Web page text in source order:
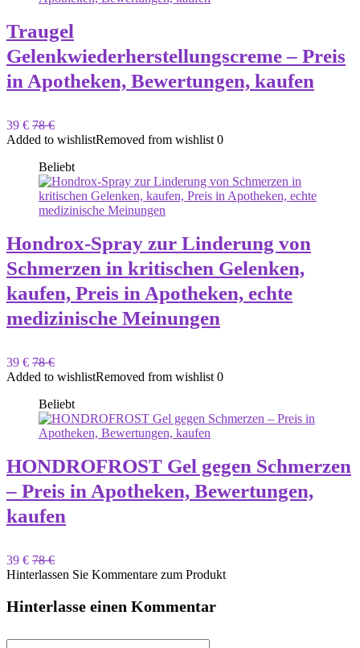
Traugel
Gelenkwiederherstellungscreme – Preis
in Apotheken, Bewertungen, kaufen
39 € 78 €
Added to wishlistRemoved from wishlist 0
Beliebt
Hondrox-Spray zur Linderung von
Schmerzen in kritischen Gelenken,
kaufen, Preis in Apotheken, echte
medizinische Meinungen
39 € 78 €
Added to wishlistRemoved from wishlist 0
Beliebt
HONDROFROST Gel gegen Schmerzen
– Preis in Apotheken, Bewertungen,
kaufen
39 € 78 €
Hinterlassen Sie Kommentare zum Produkt
Hinterlasse einen Kommentar